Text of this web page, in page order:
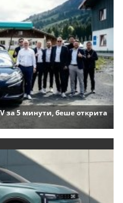
за 5 минути, беше открита